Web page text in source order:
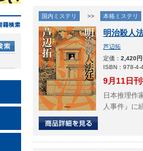
国内ミステリ >> 本格ミステリ
明治殺人
芦辺拓
定価： 2,420円
ISBN：978-
9月11日
日本推理作
人事件』に